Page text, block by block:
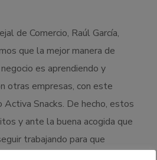
de Comercio, Raúl García,
que la mejor manera de
es aprendiendo y
otras empresas, con este
Activa Snacks. De hecho, estos
y ante la buena acogida que
trabajando para que